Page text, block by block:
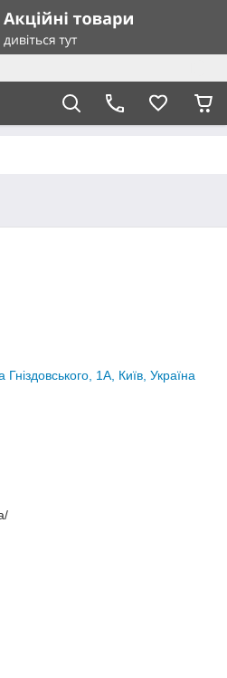
1А, Київ, Україна